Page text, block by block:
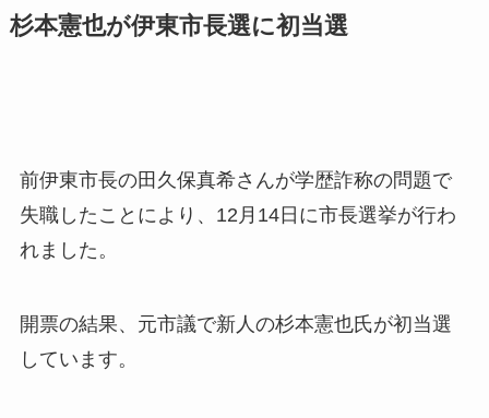
杉本憲也が伊東市長選に初当選
前伊東市長の田久保真希さんが学歴詐称の問題で
失職したことにより、12月14日に市長選挙が行わ
れました。
開票の結果、元市議で新人の杉本憲也氏が初当選
しています。